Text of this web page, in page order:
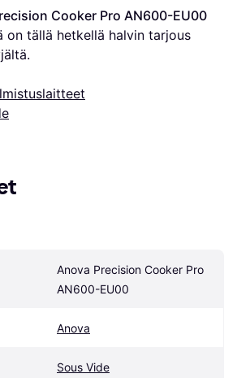
Cooker Pro AN600-EU00
on tällä hetkellä halvin tarjous
Anova Precision Cooker Pro
AN600-EU00
Anova
Sous Vide